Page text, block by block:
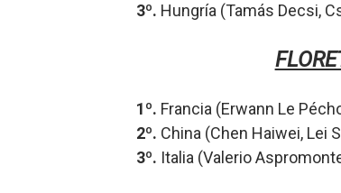
3º. Hungría (Tamás Decsi,
1º. Francia (Erwann Le
2º. China (Chen Haiwei, Lei
3º. Italia (Valerio